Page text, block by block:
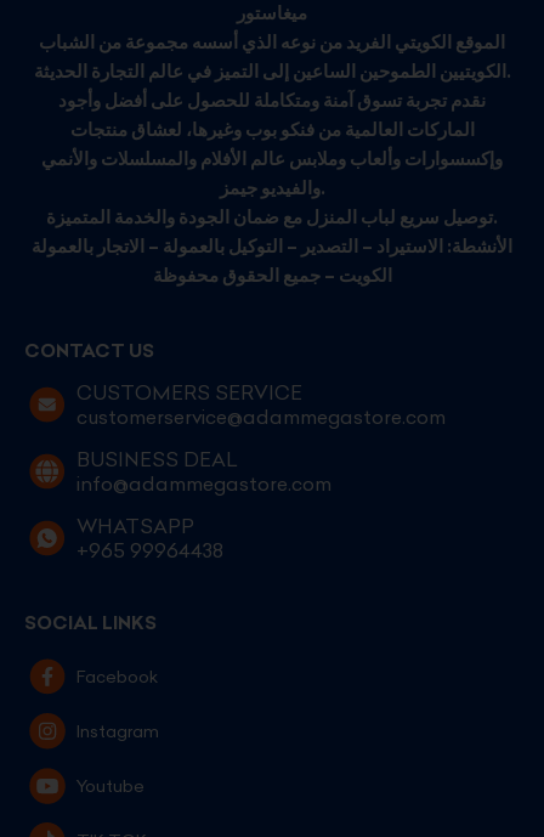
ميغاستور
الموقع الكويتي الفريد من نوعه الذي أسسه مجموعة من الشباب
الكويتيين الطموحين الساعين إلى التميز في عالم التجارة الحديثة.
نقدم تجربة تسوق آمنة ومتكاملة للحصول على أفضل وأجود
الماركات العالمية من فنكو بوب وغيرها، لعشاق منتجات
وإكسسوارات وألعاب وملابس عالم الأفلام والمسلسلات والأنمي
والفيديو جيمز.
توصيل سريع لباب المنزل مع ضمان الجودة والخدمة المتميزة.
الأنشطة: الاستيراد – التصدير – التوكيل بالعمولة – الاتجار بالعمولة
الكويت – جميع الحقوق محفوظة
CONTACT US
CUSTOMERS SERVICE
customerservice@adammegastore.com
BUSINESS DEAL
info@adammegastore.com
WHATSAPP
+965 99964438
SOCIAL LINKS
Facebook
Instagram
Youtube